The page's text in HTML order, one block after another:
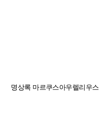
명상록 마르쿠스아우렐리우스